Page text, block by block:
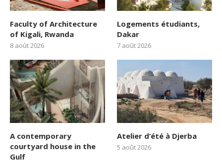
Faculty of Architecture
of Kigali, Rwanda
8 août 2026
Logements étudiants,
Dakar
7 août 2026
A contemporary
courtyard house in the
Gulf
Atelier d’été à Djerba
5 août 2026